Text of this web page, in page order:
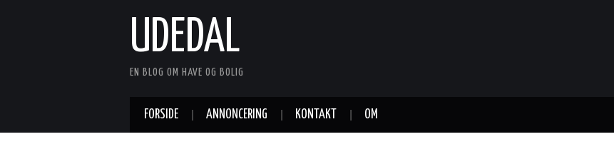
UDEDAL
EN BLOG OM HAVE OG BOLIG
FORSIDE ANNONCERING KONTAKT OM